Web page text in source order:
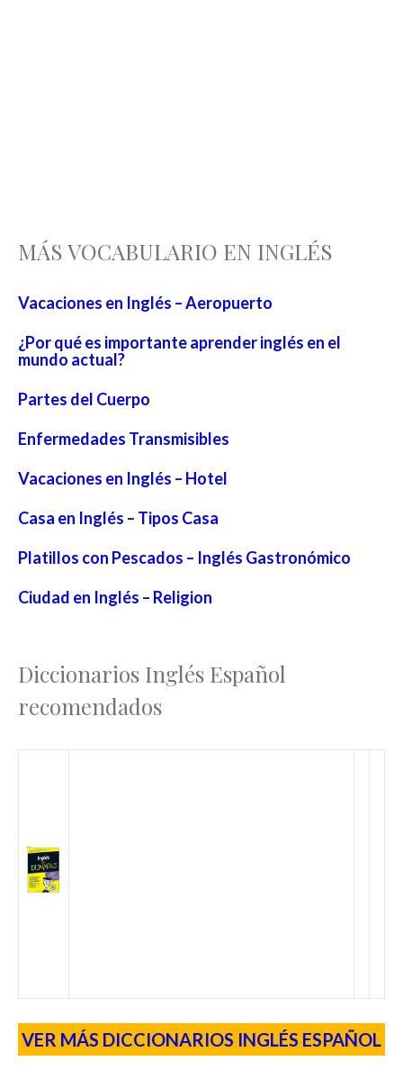
MÁS VOCABULARIO EN INGLÉS
Vacaciones en Inglés – Aeropuerto
¿Por qué es importante aprender inglés en el
mundo actual?
Partes del Cuerpo
Enfermedades Transmisibles
Vacaciones en Inglés – Hotel
Casa en Inglés – Tipos Casa
Platillos con Pescados – Inglés Gastronómico
Ciudad en Inglés – Religion
Diccionarios Inglés Español
recomendados
VER MÁS DICCIONARIOS INGLÉS ESPAÑOL